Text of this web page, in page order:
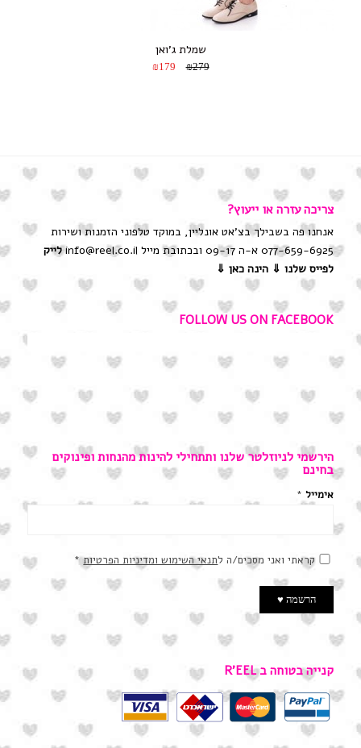
שמלת ג’ואן
₪279
₪179
צריכה עזרה או ייעוץ?
אנחנו פה בשבילך בצ'אט אונליין, במוקד טלפוני הזמנות ושירות
077-659-6925 א-ה 09-17 ובכתובת מייל info@reel.co.il
לייק
לפייס שלנו ⇓ הינה כאן ⇓
FOLLOW US ON FACEBOOK
הירשמי לניוזלטר שלנו ותתחילי להינות מהנחות ופינוקים
בחינם
אימייל *
קראתי ואני מסכים/ה לתנאי השימוש ומדיניות הפרטיות*
קנייה בטוחה ב R’EEL